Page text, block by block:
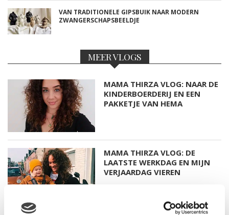
VAN TRADITIONELE GIPSBUIK NAAR MODERN
ZWANGERSCHAPSBEELDJE
MEER VLOGS
MAMA THIRZA VLOG: NAAR DE
KINDERBOERDERIJ EN EEN
PAKKETJE VAN HEMA
MAMA THIRZA VLOG: DE
LAATSTE WERKDAG EN MIJN
VERJAARDAG VIEREN